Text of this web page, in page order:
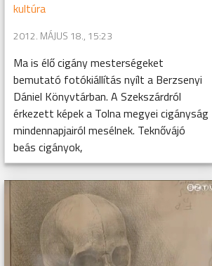
kultúra
2012. MÁJUS 18., 15:23
Ma is élő cigány mesterségeket
bemutató fotókiállítás nyílt a Berzsenyi
Dániel Könyvtárban. A Szekszárdról
érkezett képek a Tolna megyei cigányság
mindennapjairól mesélnek. Teknővájó
beás cigányok,